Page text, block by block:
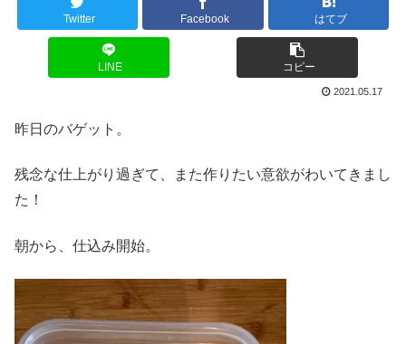
Twitter Facebook はてブ
LINE コピー
2021.05.17
昨日のバゲット。
残念な仕上がり過ぎて、また作りたい意欲がわいてきまし
た！
朝から、仕込み開始。